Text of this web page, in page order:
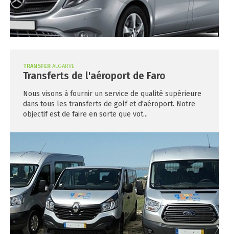
TRANSFER ALGARVE
Transferts de l'aéroport de Faro
Nous visons à fournir un service de qualité supérieure
dans tous les transferts de golf et d'aéroport. Notre
objectif est de faire en sorte que vot...